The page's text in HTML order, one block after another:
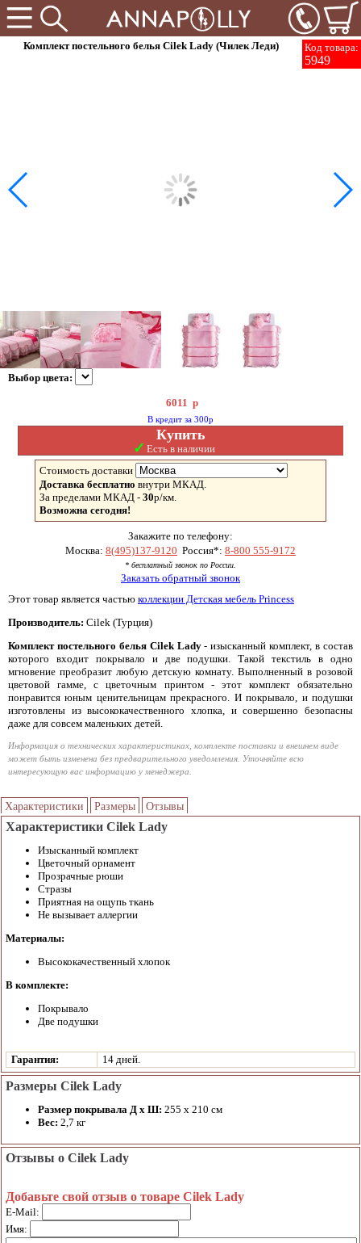
Код товара:
5949
Комплект постельного белья Cilek Lady (Чилек Леди)
Выбор цвета:
6011 р
В кредит за 300р
Купить
✓ Есть в наличии
Стоимость доставки
Доставка бесплатно внутри МКАД.
За пределами МКАД - 30р/км.
Возможна сегодня!
Закажите по телефону:
Москва: 8(495)137-9120 Россия*: 8-800 555-9172
* бесплатный звонок по России.
Заказать обратный звонок
Этот товар является частью коллекции Детская мебель Princess
Производитель: Cilek (Турция)
Комплект постельного белья Cilek Lady- изысканный комплект, в состав
которого входит покрывало и две подушки. Такой текстиль в одно
мгновение преобразит любую детскую комнату. Выполненный в розовой
цветовой гамме, с цветочным принтом - этот комплект обязательно
понравится юным ценительницам прекрасного. И покрывало, и подушки
изготовлены из высококачественного хлопка, и совершенно безопасны
даже для совсем маленьких детей.
Информация о технических характеристиках, комплекте поставки и внешнем виде
может быть изменена без предварительного уведомления. Уточняйте всю
интересующую вас информацию у менеджера.
Характеристики Размеры Отзывы
Характеристики Cilek Lady
Изысканный комплект
Цветочный орнамент
Прозрачные рюши
Стразы
Приятная на ощупь ткань
Не вызывает аллергии
Материалы:
Высококачественный хлопок
В комплекте:
Покрывало
Две подушки
Гарантия: 14 дней.
Размеры Cilek Lady
Размер покрывала Д х Ш: 255 х 210 см
Вес: 2,7 кг
Отзывы о Cilek Lady
Добавьте свой отзыв о товаре Cilek Lady
E-Mail:
Имя: